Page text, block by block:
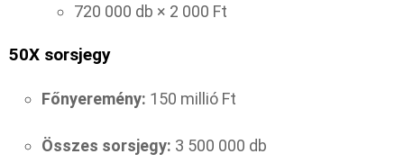
720 000 db × 2 000 Ft
50X sorsjegy
Főnyeremény: 150 millió Ft
Összes sorsjegy: 3 500 000 db